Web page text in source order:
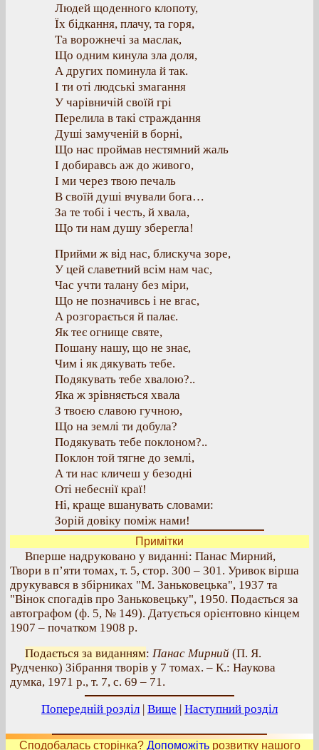
Людей щоденного клопоту,
Їх бідкання, плачу, та горя,
Та ворожнечі за маслак,
Що одним кинула зла доля,
А других поминула й так.
І ти оті людські змагання
У чарівничій своїй грі
Перелила в такі страждання
Душі замученій в борні,
Що нас проймав нестямний жаль
І добиравсь аж до живого,
І ми через твою печаль
В своїй душі вчували бога…
За те тобі і честь, й хвала,
Що ти нам душу зберегла!
Прийми ж від нас, блискуча зоре,
У цей славетний всім нам час,
Час учти талану без міри,
Що не позначивсь і не вгас,
А розгорається й палає.
Як теє огнище святе,
Пошану нашу, що не знає,
Чим і як дякувать тебе.
Подякувать тебе хвалою?..
Яка ж зрівняється хвала
З твоєю славою гучною,
Що на землі ти добула?
Подякувать тебе поклоном?..
Поклон той тягне до землі,
А ти нас кличеш у безодні
Оті небеснії краї!
Ні, краще вшанувать словами:
Зорій довіку поміж нами!
Примітки
Вперше надруковано у виданні: Панас Мирний,
Твори в п’яти томах, т. 5, стор. 300 – 301. Уривок вірша
друкувався в збірниках "М. Заньковецька", 1937 та
"Вінок спогадів про Заньковецьку", 1950. Подається за
автографом (ф. 5, № 149). Датується орієнтовно кінцем
1907 – початком 1908 р.
Подається за виданням: Панас Мирний (П. Я.
Рудченко) Зібрання творів у 7 томах. – К.: Наукова
думка, 1971 р., т. 7, с. 69 – 71.
Попередній розділ | Вище | Наступний розділ
Сподобалась сторінка? Допоможітьрозвитку нашого